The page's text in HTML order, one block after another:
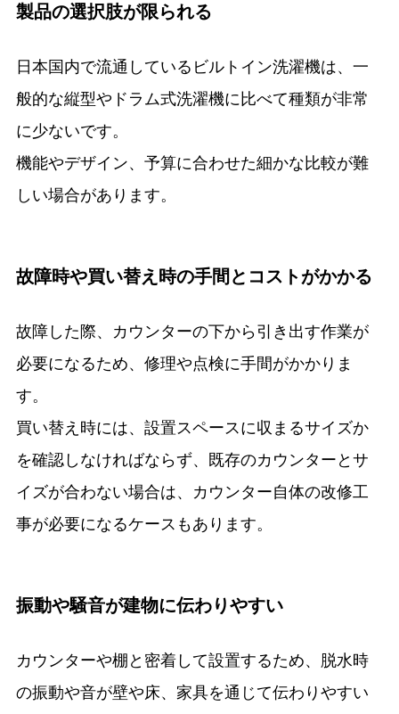
製品の選択肢が限られる
日本国内で流通しているビルトイン洗濯機は、一
般的な縦型やドラム式洗濯機に比べて種類が非常
に少ないです。
機能やデザイン、予算に合わせた細かな比較が難
しい場合があります。
故障時や買い替え時の手間とコストがかかる
故障した際、カウンターの下から引き出す作業が
必要になるため、修理や点検に手間がかかりま
す。
買い替え時には、設置スペースに収まるサイズか
を確認しなければならず、既存のカウンターとサ
イズが合わない場合は、カウンター自体の改修工
事が必要になるケースもあります。
振動や騒音が建物に伝わりやすい
カウンターや棚と密着して設置するため、脱水時
の振動や音が壁や床、家具を通じて伝わりやすい